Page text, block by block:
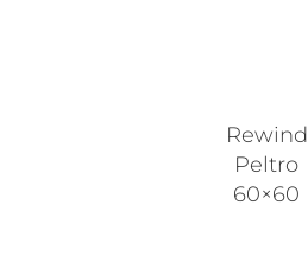
Rewind
Peltro
60×60